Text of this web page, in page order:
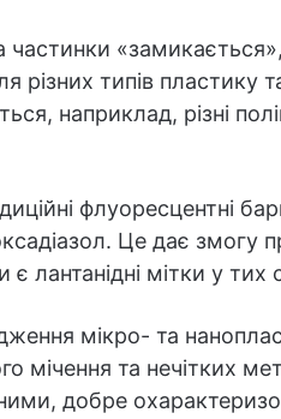
різних типів пластику
наприклад, різні
флуоресцентні
Це дає змогу
є лантанідні мітки у
мікро- та
мічення та нечітких
добре